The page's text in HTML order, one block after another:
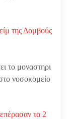
της Δομβούς
το μοναστηρι
νοσοκομείο
τα 2